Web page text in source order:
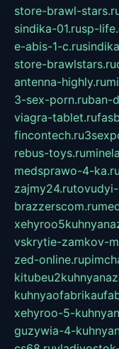
store-brawl-
sindika-01.rusp-
e-abis-1-c.ru
store-brawlstars.ru
antenna-highly.ru
3-sex-porn.ruban-
viagra-tablet.ru
fincontech.ru
rebus-toys.ru
medsprawo-4-ka.ru
zajmy24.rutovudyi-
brazzerscom.ru
vskrytie-zamkov-
zed-online.ru
xehyroo-5-
guzywia-4-